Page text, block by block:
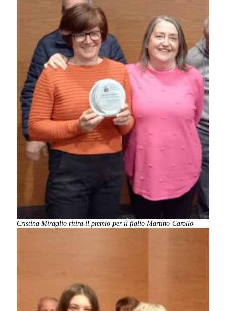
Cristina Miraglio ritira il premio per il figlio Martino Carollo